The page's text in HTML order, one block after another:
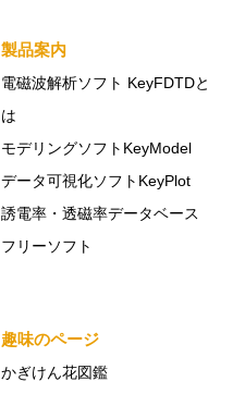
製品案内
電磁波解析ソフト KeyFDTDと
は
モデリングソフトKeyModel
データ可視化ソフトKeyPlot
誘電率・透磁率データベース
フリーソフト
趣味のページ
かぎけん花図鑑